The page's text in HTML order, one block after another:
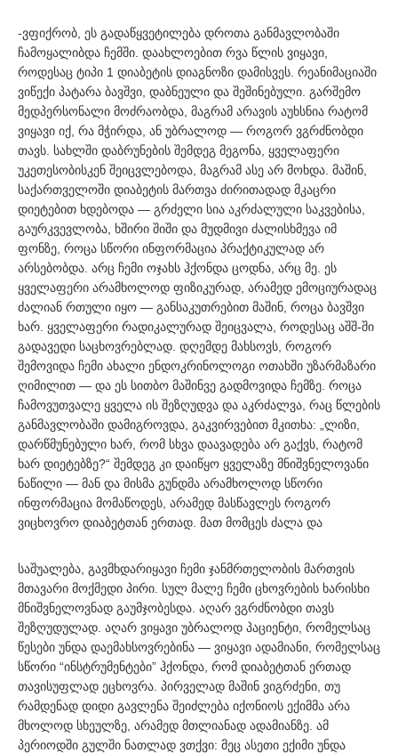
-ვფიქრობ, ეს გადაწყვეტილება დროთა განმავლობაში
ჩამოყალიბდა ჩემში. დაახლოებით რვა წლის ვიყავი,
როდესაც ტიპი 1 დიაბეტის დიაგნოზი დამისვეს. რეანიმაციაში
ვიწექი პატარა ბავშვი, დაბნეული და შეშინებული. გარშემო
მედპერსონალი მოძრაობდა, მაგრამ არავის აუხსნია რატომ
ვიყავი იქ, რა მჭირდა, ან უბრალოდ — როგორ ვგრძნობდი
თავს. სახლში დაბრუნების შემდეგ მეგონა, ყველაფერი
უკეთესობისკენ შეიცვლებოდა, მაგრამ ასე არ მოხდა. მაშინ,
საქართველოში დიაბეტის მართვა ძირითადად მკაცრი
დიეტებით ხდებოდა — გრძელი სია აკრძალული საკვებისა,
გაურკვევლობა, ხშირი შიში და მუდმივი ძალისხმევა იმ
ფონზე, როცა სწორი ინფორმაცია პრაქტიკულად არ
არსებობდა. არც ჩემი ოჯახს ჰქონდა ცოდნა, არც მე. ეს
ყველაფერი არამხოლოდ ფიზიკურად, არამედ ემოციურადაც
ძალიან რთული იყო — განსაკუთრებით მაშინ, როცა ბავშვი
ხარ. ყველაფერი რადიკალურად შეიცვალა, როდესაც აშშ-ში
გადავედი საცხოვრებლად. დღემდე მახსოვს, როგორ
შემოვიდა ჩემი ახალი ენდოკრინოლოგი ოთახში უზარმაზარი
ღიმილით — და ეს სითბო მაშინვე გადმოვიდა ჩემზე. როცა
ჩამოვუთვალე ყველა ის შეზღუდვა და აკრძალვა, რაც წლების
განმავლობაში დამიგროვდა, გაკვირვებით მკითხა: „ლიზი,
დარწმუნებული ხარ, რომ სხვა დაავადება არ გაქვს, რატომ
ხარ დიეტებზე?“ შემდეგ კი დაიწყო ყველაზე მნიშვნელოვანი
ნაწილი — მან და მისმა გუნდმა არამხოლოდ სწორი
ინფორმაცია მომაწოდეს, არამედ მასწავლეს როგორ
ვიცხოვრო დიაბეტთან ერთად. მათ მომცეს ძალა და
საშუალება, გავმხდარიყავი ჩემი ჯანმრთელობის მართვის
მთავარი მოქმედი პირი. სულ მალე ჩემი ცხოვრების ხარისხი
მნიშვნელოვნად გაუმჯობესდა. აღარ ვგრძნობდი თავს
შეზღუდულად. აღარ ვიყავი უბრალოდ პაციენტი, რომელსაც
წესები უნდა დაემახსოვრებინა — ვიყავი ადამიანი, რომელსაც
სწორი “ინსტრუმენტები” ჰქონდა, რომ დიაბეტთან ერთად
თავისუფლად ეცხოვრა. პირველად მაშინ ვიგრძენი, თუ
რამდენად დიდი გავლენა შეიძლება იქონიოს ექიმმა არა
მხოლოდ სხეულზე, არამედ მთლიანად ადამიანზე. ამ
პერიოდში გულში ნათლად ვთქვი: მეც ასეთი ექიმი უნდა